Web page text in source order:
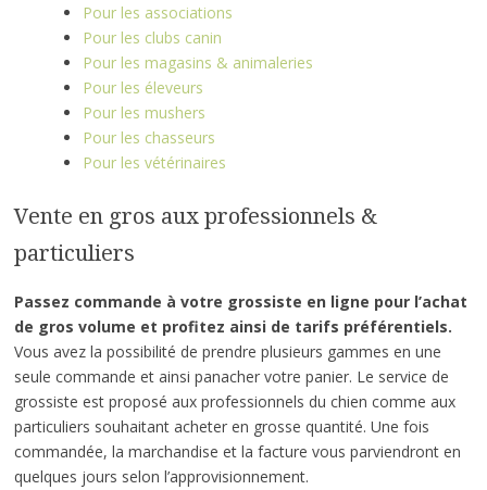
Pour les associations
Pour les clubs canin
Pour les magasins & animaleries
Pour les éleveurs
Pour les mushers
Pour les chasseurs
Pour les vétérinaires
Vente en gros aux professionnels &
particuliers
Passez commande à votre grossiste en ligne pour l’achat
de gros volume et profitez ainsi de tarifs préférentiels.
Vous avez la possibilité de prendre plusieurs gammes en une
seule commande et ainsi panacher votre panier. Le service de
grossiste est proposé aux professionnels du chien comme aux
particuliers souhaitant acheter en grosse quantité. Une fois
commandée, la marchandise et la facture vous parviendront en
quelques jours selon l’approvisionnement.